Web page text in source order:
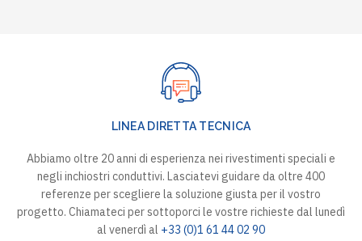
LINEA DIRETTA TECNICA
Abbiamo oltre 20 anni di esperienza nei rivestimenti speciali e
negli inchiostri conduttivi. Lasciatevi guidare da oltre 400
referenze per scegliere la soluzione giusta per il vostro
progetto. Chiamateci per sottoporci le vostre richieste dal lunedì
al venerdì al +33 (0)1 61 44 02 90